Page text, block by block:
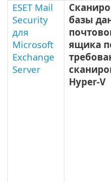
ESET Mail
Security
для
Microsoft
Exchange
Server
базы
ящика
Hyper-V